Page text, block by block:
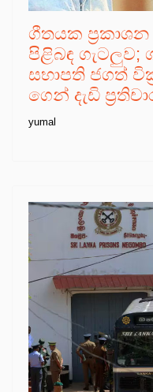
ගීතයක ප්‍රකාශන
පිළිබඳ ගැටලුව;
සභාපති ජගත්
ගෙන් දැඩි
yumal